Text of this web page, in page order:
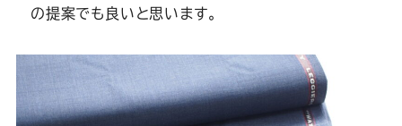
の提案でも良いと思います。